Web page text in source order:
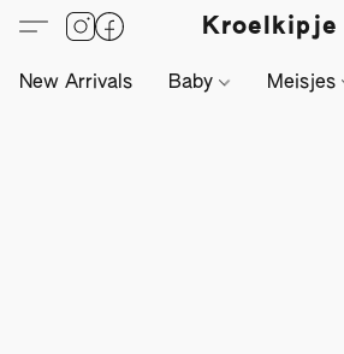
Kroelkipje
New Arrivals Baby Meisjes